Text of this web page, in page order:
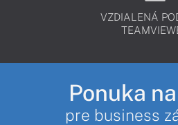
VZDIALENÁ
Ponuka
pre business